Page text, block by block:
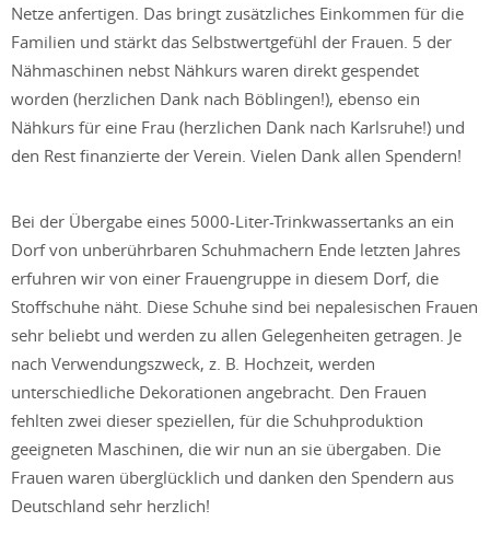
Netze anfertigen. Das bringt zusätzliches Einkommen für die
Familien und stärkt das Selbstwertgefühl der Frauen. 5 der
Nähmaschinen nebst Nähkurs waren direkt gespendet
worden (herzlichen Dank nach Böblingen!), ebenso ein
Nähkurs für eine Frau (herzlichen Dank nach Karlsruhe!) und
den Rest finanzierte der Verein. Vielen Dank allen Spendern!
Bei der Übergabe eines 5000-Liter-Trinkwassertanks an ein
Dorf von unberührbaren Schuhmachern Ende letzten Jahres
erfuhren wir von einer Frauengruppe in diesem Dorf, die
Stoffschuhe näht. Diese Schuhe sind bei nepalesischen Frauen
sehr beliebt und werden zu allen Gelegenheiten getragen. Je
nach Verwendungszweck, z. B. Hochzeit, werden
unterschiedliche Dekorationen angebracht. Den Frauen
fehlten zwei dieser speziellen, für die Schuhproduktion
geeigneten Maschinen, die wir nun an sie übergaben. Die
Frauen waren überglücklich und danken den Spendern aus
Deutschland sehr herzlich!